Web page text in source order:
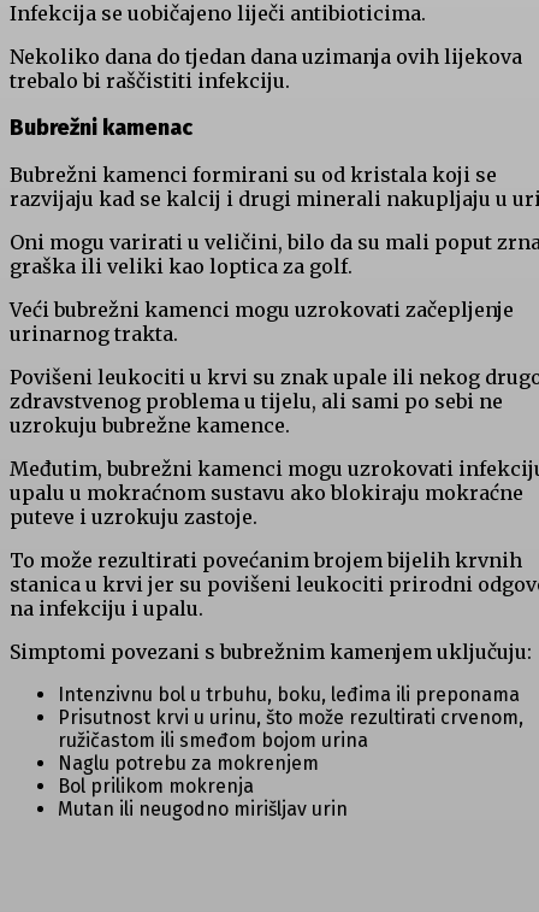
Infekcija se uobičajeno liječi antibioticima.
Nekoliko dana do tjedan dana uzimanja ovih lijekova
trebalo bi raščistiti infekciju.
Bubrežni kamenac
Bubrežni kamenci formirani su od kristala koji se
razvijaju kad se kalcij i drugi minerali nakupljaju u
Oni mogu varirati u veličini, bilo da su mali poput
graška ili veliki kao loptica za golf.
Veći bubrežni kamenci mogu uzrokovati začepljenje
urinarnog trakta.
Povišeni leukociti u krvi su znak upale ili nekog
zdravstvenog problema u tijelu, ali sami po sebi ne
uzrokuju bubrežne kamence.
Međutim, bubrežni kamenci mogu uzrokovati
upalu u mokraćnom sustavu ako blokiraju mokraćne
puteve i uzrokuju zastoje.
To može rezultirati povećanim brojem bijelih krvnih
stanica u krvi jer su povišeni leukociti prirodni
na infekciju i upalu.
Simptomi povezani s bubrežnim kamenjem uključuju:
Intenzivnu bol u trbuhu, boku, leđima ili preponama
Prisutnost krvi u urinu, što može rezultirati crvenom,
ružičastom ili smeđom bojom urina
Naglu potrebu za mokrenjem
Bol prilikom mokrenja
Mutan ili neugodno mirišljav urin